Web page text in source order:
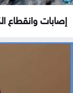
إصابات وانقطاع